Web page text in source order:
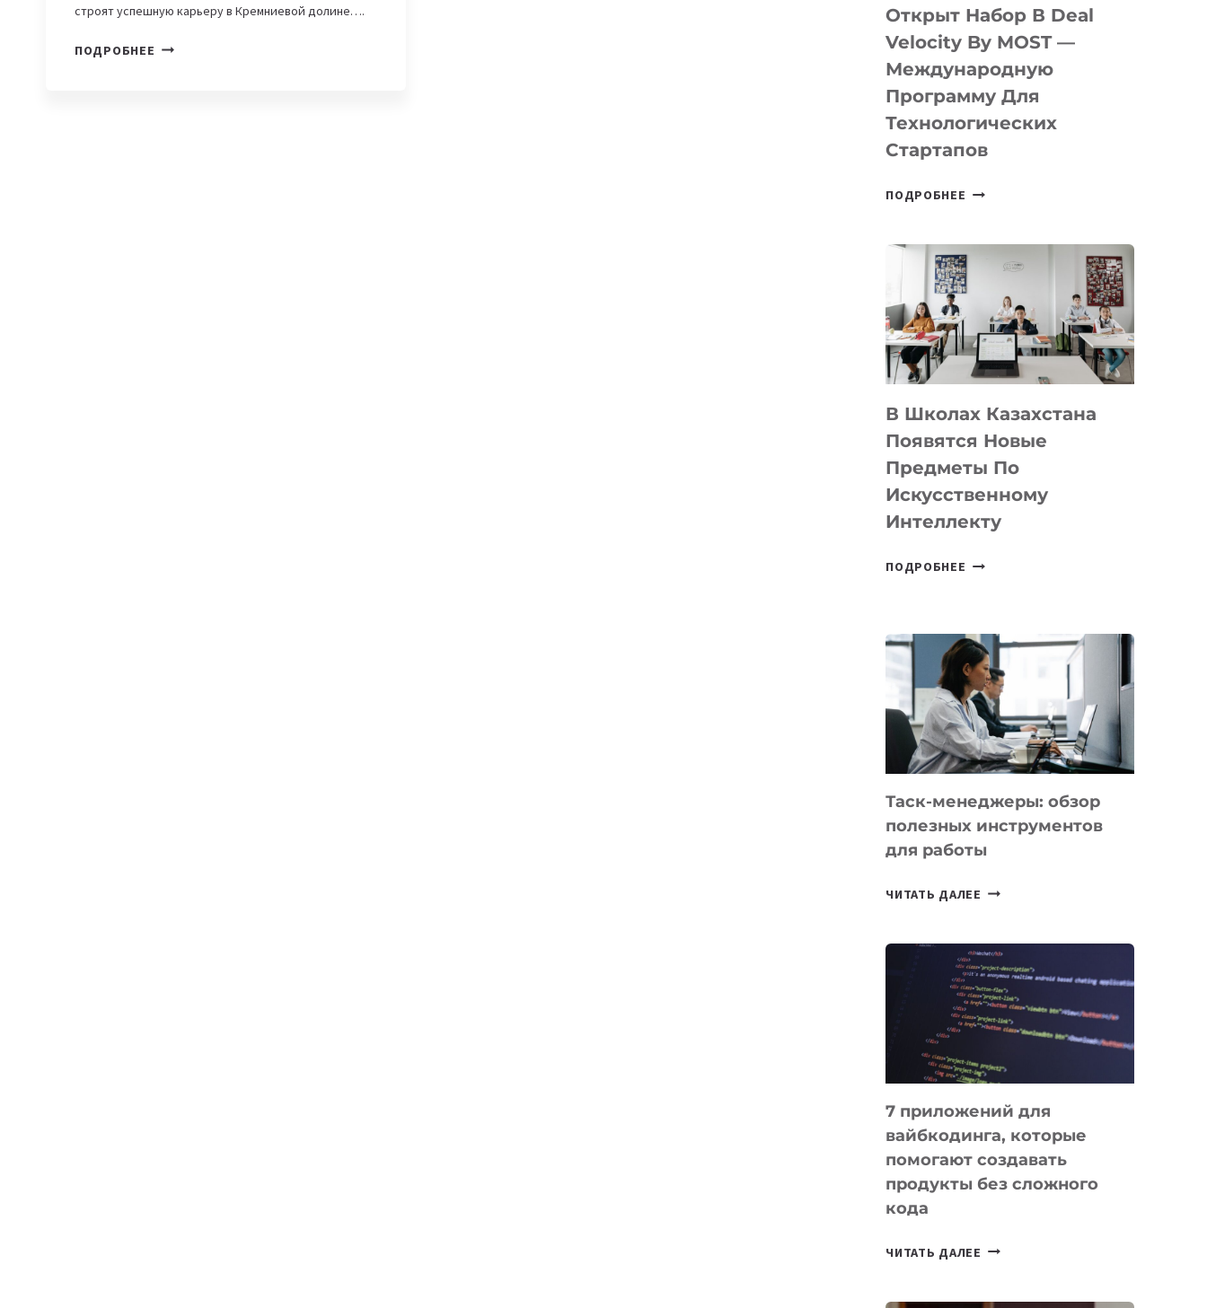
строят успешную карьеру в Кремниевой долине….
ПОДРОБНЕЕ ВЫШЕЛ
ПОДРОСТКАМ
БИЛЕТ
IT-
ПРЕДПРИНИМАТЕЛЬСТВО
Открыт Набор В Deal
Velocity By MOST —
Международную
Программу Для
Технологических
Стартапов
ПОДРОБНЕЕ ОТКРЫТ
DEAL
VELOCITY
MOST
—
МЕЖДУНАРОДНУЮ
ДЛЯ
ТЕХНОЛОГИЧЕСКИХ
СТАРТАПОВ
В Школах Казахстана
Появятся Новые
Предметы По
Искусственному
Интеллекту
ПОДРОБНЕЕ
НОВЫЕ
ПРЕДМЕТЫ
ПО
ИСКУССТВЕННОМУ
ИНТЕЛЛЕКТУ
Таск-менеджеры: обзор
полезных инструментов
для работы
ЧИТАТЬ ДАЛЕЕ ТАСК-
ПОЛЕЗНЫХ
ИНСТРУМЕНТОВ
ДЛЯ
РАБОТЫ
7 приложений для
вайбкодинга, которые
помогают создавать
продукты без сложного
кода
ЧИТАТЬ ДАЛЕЕ